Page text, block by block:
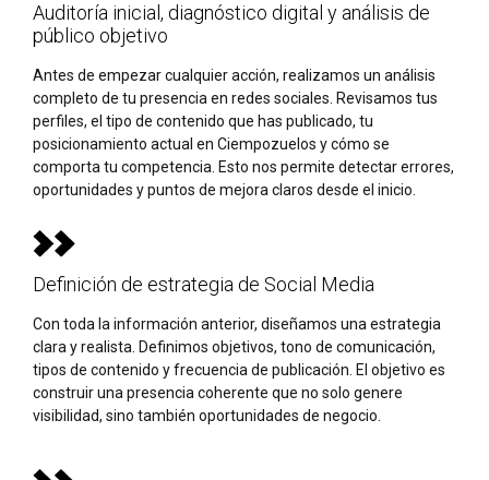
Auditoría inicial, diagnóstico digital y análisis de
público objetivo
Antes de empezar cualquier acción, realizamos un análisis
completo de tu presencia en redes sociales. Revisamos tus
perfiles, el tipo de contenido que has publicado, tu
posicionamiento actual en Ciempozuelos y cómo se
comporta tu competencia. Esto nos permite detectar errores,
oportunidades y puntos de mejora claros desde el inicio.
Definición de estrategia de Social Media
Con toda la información anterior, diseñamos una estrategia
clara y realista. Definimos objetivos, tono de comunicación,
tipos de contenido y frecuencia de publicación. El objetivo es
construir una presencia coherente que no solo genere
visibilidad, sino también oportunidades de negocio.